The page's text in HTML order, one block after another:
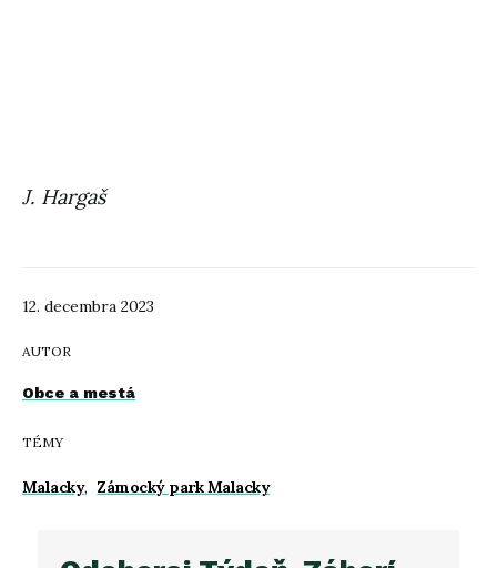
12. decembra 2023
AUTOR
Obce a mestá
TÉMY
Malacky, Zámocký park Malacky
J. Hargaš